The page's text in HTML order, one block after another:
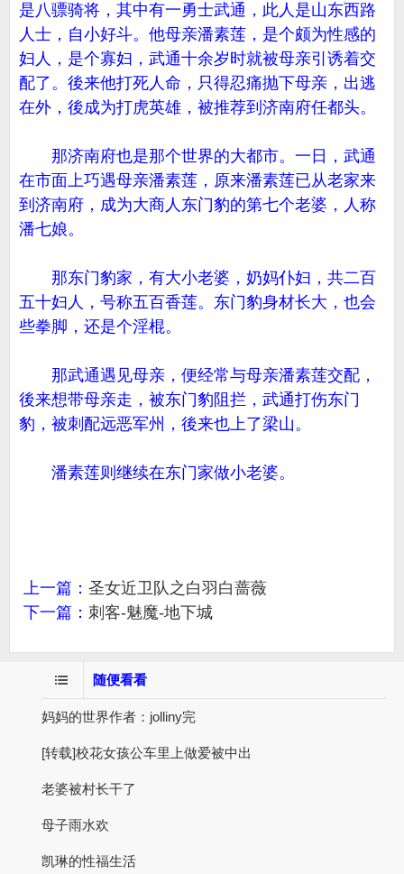
是八骠骑将，其中有一勇士武通，此人是山东西路
人士，自小好斗。他母亲潘素莲，是个颇为性感的
妇人，是个寡妇，武通十余岁时就被母亲引诱着交
配了。後来他打死人命，只得忍痛抛下母亲，出逃
在外，後成为打虎英雄，被推荐到济南府任都头。
那济南府也是那个世界的大都市。一日，武通
在市面上巧遇母亲潘素莲，原来潘素莲已从老家来
到济南府，成为大商人东门豹的第七个老婆，人称
潘七娘。
那东门豹家，有大小老婆，奶妈仆妇，共二百
五十妇人，号称五百香莲。东门豹身材长大，也会
些拳脚，还是个淫棍。
那武通遇见母亲，便经常与母亲潘素莲交配，
後来想带母亲走，被东门豹阻拦，武通打伤东门
豹，被刺配远恶军州，後来也上了梁山。
潘素莲则继续在东门家做小老婆。
上一篇： 圣女近卫队之白羽白蔷薇
下一篇： 刺客-魅魔-地下城
随便看看
妈妈的世界作者：jolliny完
[转载]校花女孩公车里上做爱被中出
老婆被村长干了
母子雨水欢
凯琳的性福生活